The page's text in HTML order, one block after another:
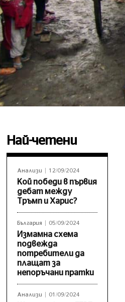
Най-четени
Анализи 12/09/2024
Кой победи в първия
дебат между
Тръмп и Харис?
България 05/09/2024
Измамна схема
подвежда
потребители да
плащат за
непоръчани пратки
Анализи 01/09/2024